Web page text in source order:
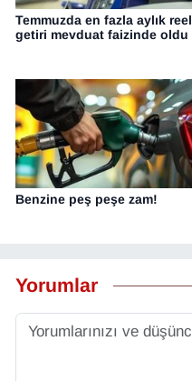
Temmuzda en fazla aylık reel
getiri mevduat faizinde oldu
Benzine peş peşe zam!
Yorumlar